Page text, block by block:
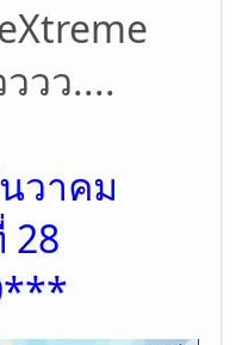
วว....
วาคม
28